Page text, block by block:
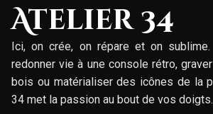
Atelier 34
Ici, on crée, on répare et on
redonner vie à une console rétro,
bois ou matérialiser des icônes de la
34 met la passion au bout de vos doigts.